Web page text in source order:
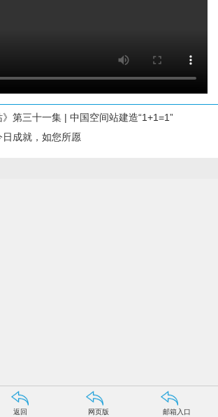
》第三十一集 | 中国空间站建造“1+1=1”
成就，如您所愿
返回 网页版 邮箱入口